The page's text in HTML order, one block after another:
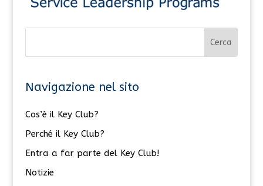
Navigazione nel sito
Cos’è il Key Club?
Perché il Key Club?
Entra a far parte del Key Club!
Notizie